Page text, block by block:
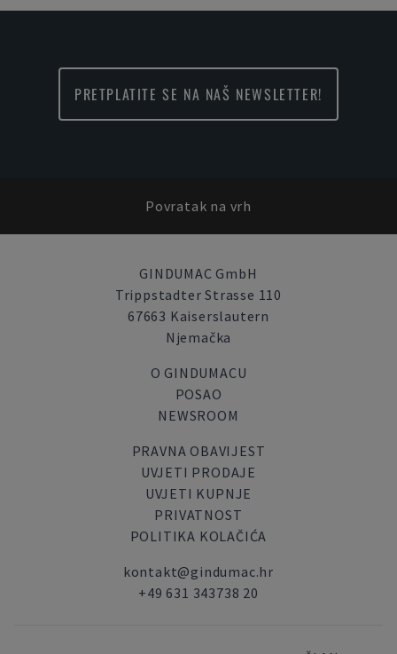
PRETPLATITE SE NA NAŠ NEWSLETTER!
Povratak na vrh
GINDUMAC GmbH
Trippstadter Strasse 110
67663 Kaiserslautern
Njemačka
O GINDUMACU
POSAO
NEWSROOM
PRAVNA OBAVIJEST
UVJETI PRODAJE
UVJETI KUPNJE
PRIVATNOST
POLITIKA KOLAČIĆA
kontakt@gindumac.hr
+49 631 343738 20